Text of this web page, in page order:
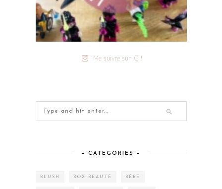
Me suivre sur IG !
– CATEGORIES –
BLUSH BOX BEAUTÉ BÉBÉ